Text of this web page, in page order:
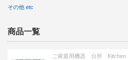
その他 etc
商品一覧
ご家庭用機器 台所 Kitchen